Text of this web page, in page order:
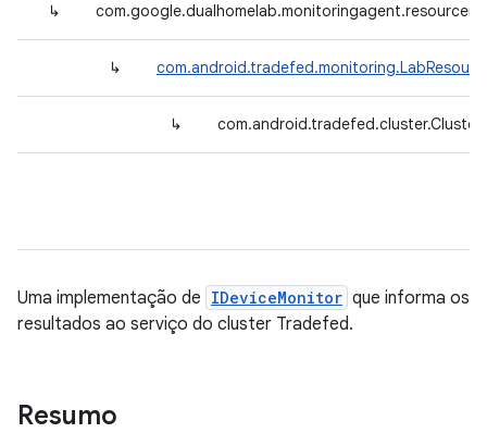
↳
↳
↳
Uma implementação de IDeviceMonitor que informa os
resultados ao serviço do cluster Tradefed.
Resumo